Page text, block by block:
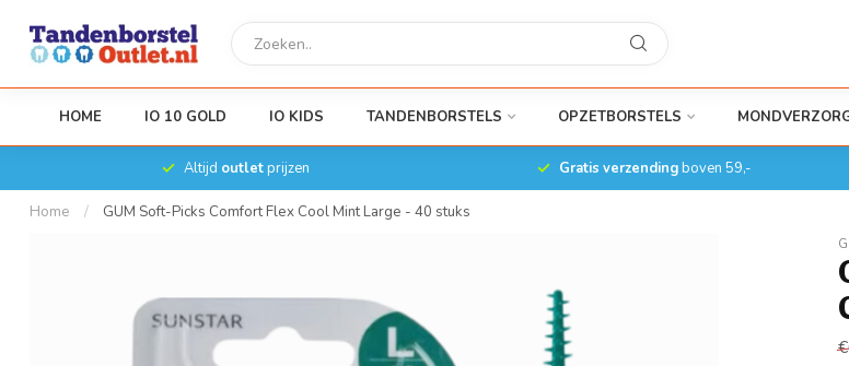
HOME IO 10 GOLD IO KIDS TANDENBORSTELS OPZETBORSTELS
Altijd outletprijzen Gratis verzendingboven 59,-
Home / GUM Soft-Picks Comfort Flex Cool Mint Large - 40 stuks